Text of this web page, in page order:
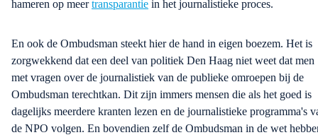
hameren op meertransparantie in het journalistieke proces.
En ook de Ombudsman steekt hier de hand in eigen boezem. Het is
zorgwekkend dat een deel van politiek Den Haag niet weet dat men
met vragen over de journalistiek van de publieke omroepen bij de
Ombudsman terechtkan. Dit zijn immers mensen die als het goed is
dagelijks meerdere kranten lezen en de journalistieke programma's
de NPO volgen. En bovendien zelf de Ombudsman in de wet